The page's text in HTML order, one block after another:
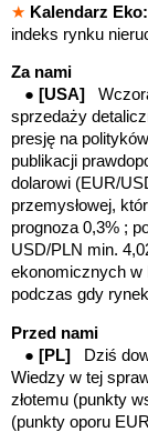
★ Kalendarz Eko:
indeks rynku
Za nami
● [USA]
sprzedaży
presję na
publikacji
dolarowi (EUR/
przemysłowej,
prognoza 0,3% ;
USD/PLN min.
ekonomicznych w
podczas gdy
Przed nami
● [PL]
Dziś
Wiedzy w tej
złotemu (punkty
(punkty oporu